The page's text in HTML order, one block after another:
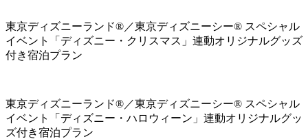
東京ディズニーランド®／東京ディズニーシー® スペシャル
イベント「ディズニー・クリスマス」連動オリジナルグッズ
付き宿泊プラン
東京ディズニーランド®／東京ディズニーシー® スペシャル
イベント「ディズニー・ハロウィーン」連動オリジナルグッ
ズ付き宿泊プラン